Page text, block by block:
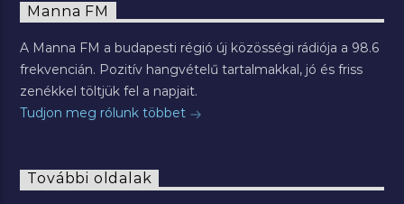
Manna FM
A Manna FM a budapesti régió új közösségi rádiója a 98.6
frekvencián. Pozitív hangvételű tartalmakkal, jó és friss
zenékkel töltjük fel a napjait.
Tudjon meg rólunk többet
További oldalak